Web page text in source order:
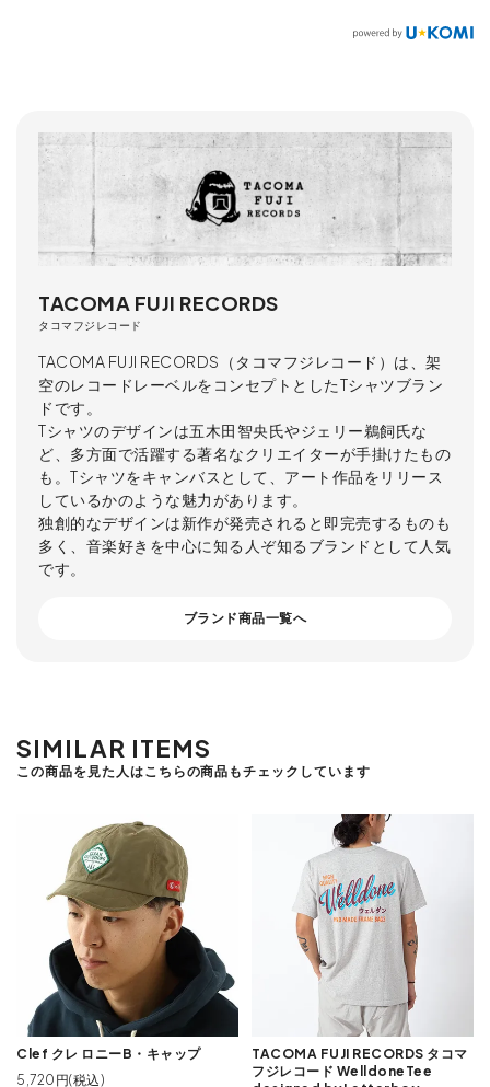
TACOMA FUJI RECORDS
タコマフジレコード
TACOMA FUJI RECORDS（タコマフジレコード）は、架
空のレコードレーベルをコンセプトとしたTシャツブラン
ドです。
Tシャツのデザインは五木田智央氏やジェリー鵜飼氏な
ど、多方面で活躍する著名なクリエイターが手掛けたもの
も。Tシャツをキャンバスとして、アート作品をリリース
しているかのような魅力があります。
独創的なデザインは新作が発売されると即完売するものも
多く、音楽好きを中心に知る人ぞ知るブランドとして人気
です。
ブランド商品一覧へ
SIMILAR ITEMS
この商品を見た人はこちらの商品もチェックしています
Clef クレ ロニーB・キャップ
5,720円(税込)
TACOMA FUJI RECORDS タコマ
フジレコード WelldoneTee